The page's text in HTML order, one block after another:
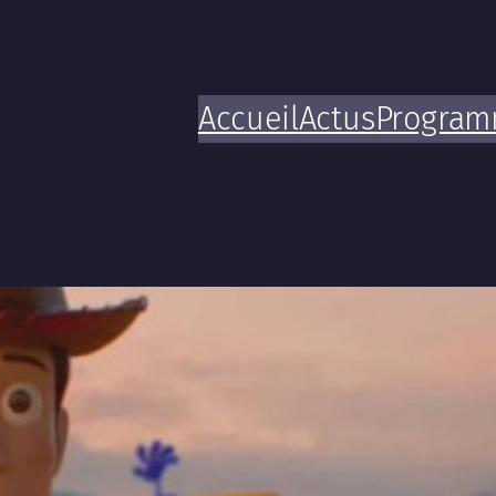
AccueilActus